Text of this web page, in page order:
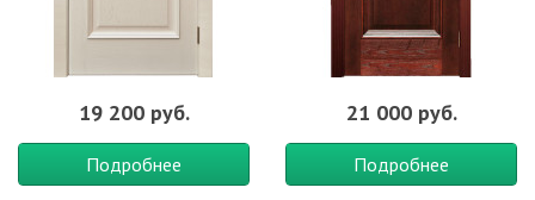
19 200 руб.
Подробнее
21 000 руб.
Подробнее